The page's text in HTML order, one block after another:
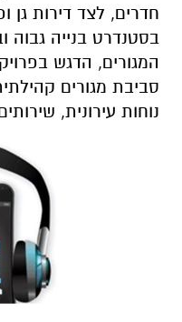
חדרים, לצד דירות גן
בסטנדרט בנייה גבוה
המגורים, הדגש
סביבת מגורים
נוחות עירונית,